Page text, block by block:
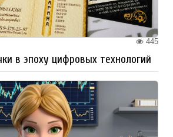
445
в эпоху цифровых технологий